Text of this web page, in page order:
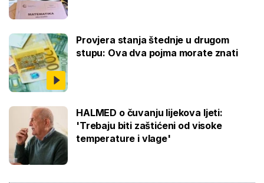
Provjera stanja štednje u drugom
stupu: Ova dva pojma morate znati
HALMED o čuvanju lijekova ljeti:
'Trebaju biti zaštićeni od visoke
temperature i vlage'